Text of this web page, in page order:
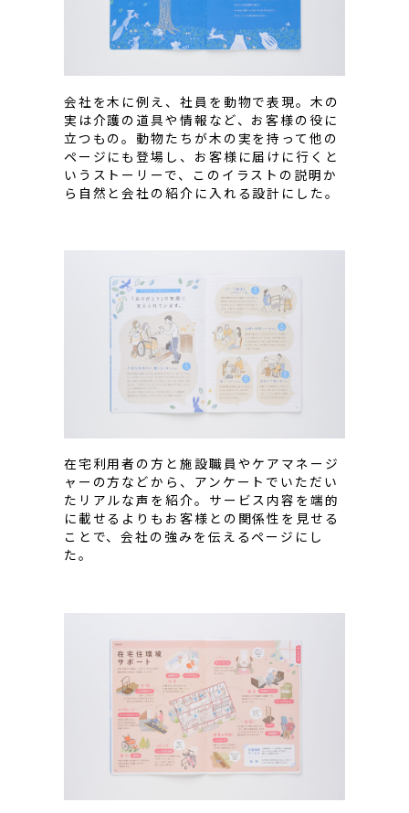
会社を木に例え、社員を動物で表現。木の
実は介護の道具や情報など、お客様の役に
立つもの。動物たちが木の実を持って他の
ページにも登場し、お客様に届けに行くと
いうストーリーで、このイラストの説明か
ら自然と会社の紹介に入れる設計にした。
在宅利用者の方と施設職員やケアマネージ
ャーの方などから、アンケートでいただい
たリアルな声を紹介。サービス内容を端的
に載せるよりもお客様との関係性を見せる
ことで、会社の強みを伝えるページにし
た。